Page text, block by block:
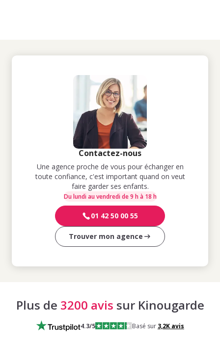
Contactez-nous
Une agence proche de vous pour échanger en
toute confiance, c'est important quand on veut
faire garder ses enfants.
Du lundi au vendredi de 9 h à 18 h
01 42 50 00 55
Trouver mon agence
Plus de 3200 avis sur Kinougarde
4.3/5 Basé sur 3,2Kavis